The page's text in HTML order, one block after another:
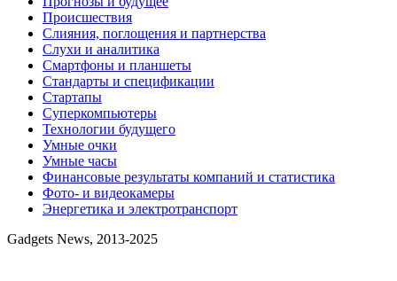
Происшествия
Слияния, поглощения и партнерства
Слухи и аналитика
Смартфоны и планшеты
Стандарты и спецификации
Стартапы
Суперкомпьютеры
Технологии будущего
Умные очки
Умные часы
Финансовые результаты компаний и статистика
Фото- и видеокамеры
Энергетика и электротранспорт
Gadgets News, 2013-2025